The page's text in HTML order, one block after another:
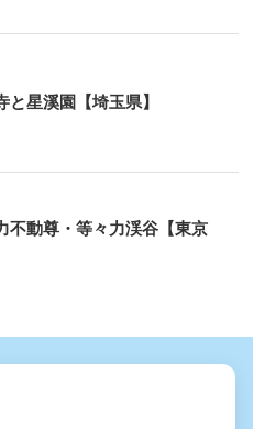
と星溪園【埼玉県】
不動尊・等々力渓谷【東京